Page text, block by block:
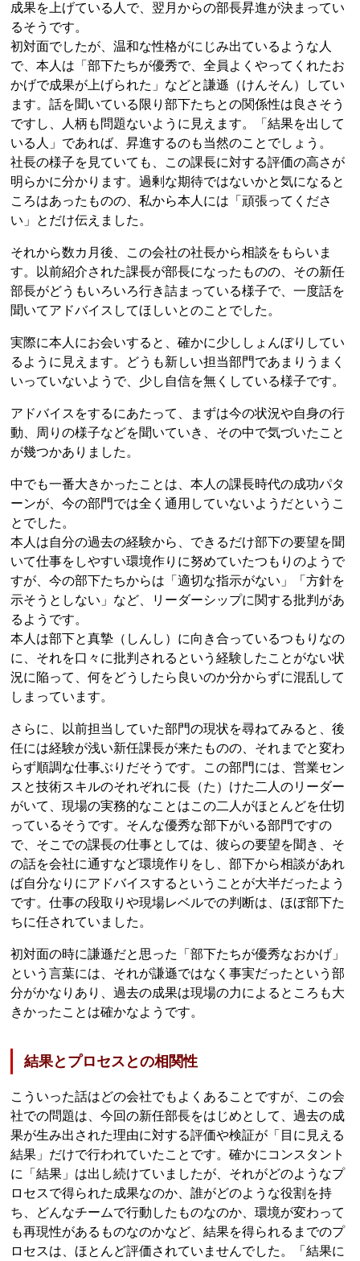
成果を上げている人で、翌月からの部長昇進が決まってい
るそうです。
初対面でしたが、温和な性格がにじみ出ているような人
で、本人は「部下たちが優秀で、全員よくやってくれたお
かげで成果が上げられた」などと謙遜（けんそん）してい
ます。話を聞いている限り部下たちとの関係性は良さそう
ですし、人柄も問題ないように見えます。「結果を出して
いる人」であれば、昇進するのも当然のことでしょう。
社長の様子を見ていても、この課長に対する評価の高さが
明らかに分かります。過剰な期待ではないかと気になると
ころはあったものの、私から本人には「頑張ってくださ
い」とだけ伝えました。
それから数カ月後、この会社の社長から相談をもらいま
す。以前紹介された課長が部長になったものの、その新任
部長がどうもいろいろ行き詰まっている様子で、一度話を
聞いてアドバイスしてほしいとのことでした。
実際に本人にお会いすると、確かに少ししょんぼりしてい
るように見えます。どうも新しい担当部門であまりうまく
いっていないようで、少し自信を無くしている様子です。
アドバイスをするにあたって、まずは今の状況や自身の行
動、周りの様子などを聞いていき、その中で気づいたこと
が幾つかありました。
中でも一番大きかったことは、本人の課長時代の成功パタ
ーンが、今の部門では全く通用していないようだというこ
とでした。
本人は自分の過去の経験から、できるだけ部下の要望を聞
いて仕事をしやすい環境作りに努めていたつもりのようで
すが、今の部下たちからは「適切な指示がない」「方針を
示そうとしない」など、リーダーシップに関する批判があ
るようです。
本人は部下と真摯（しんし）に向き合っているつもりなの
に、それを口々に批判されるという経験したことがない状
況に陥って、何をどうしたら良いのか分からずに混乱して
しまっています。
さらに、以前担当していた部門の現状を尋ねてみると、後
任には経験が浅い新任課長が来たものの、それまでと変わ
らず順調な仕事ぶりだそうです。この部門には、営業セン
スと技術スキルのそれぞれに長（た）けた二人のリーダー
がいて、現場の実務的なことはこの二人がほとんどを仕切
っているそうです。そんな優秀な部下がいる部門ですの
で、そこでの課長の仕事としては、彼らの要望を聞き、そ
の話を会社に通すなど環境作りをし、部下から相談があれ
ば自分なりにアドバイスするということが大半だったよう
です。仕事の段取りや現場レベルでの判断は、ほぼ部下た
ちに任されていました。
初対面の時に謙遜だと思った「部下たちが優秀なおかげ」
という言葉には、それが謙遜ではなく事実だったという部
分がかなりあり、過去の成果は現場の力によるところも大
きかったことは確かなようです。
結果とプロセスとの相関性
こういった話はどの会社でもよくあることですが、この会
社での問題は、今回の新任部長をはじめとして、過去の成
果が生み出された理由に対する評価や検証が「目に見える
結果」だけで行われていたことです。確かにコンスタント
に「結果」は出し続けていましたが、それがどのようなプ
ロセスで得られた成果なのか、誰がどのような役割を持
ち、どんなチームで行動したものなのか、環境が変わって
も再現性があるものなのかなど、結果を得られるまでのプ
ロセスは、ほとんど評価されていませんでした。「結果に